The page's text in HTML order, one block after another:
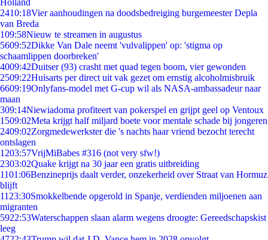
Holland
2410:18Vier aanhoudingen na doodsbedreiging burgemeester Depla
van Breda
109:58Nieuw te streamen in augustus
5609:52Dikke Van Dale neemt 'vulvalippen' op: 'stigma op
schaamlippen doorbreken'
4009:42Duitser (93) crasht met quad tegen boom, vier gewonden
2509:22Huisarts per direct uit vak gezet om ernstig alcoholmisbruik
6609:19Onlyfans-model met G-cup wil als NASA-ambassadeur naar
maan
309:14Niewiadoma profiteert van pokerspel en grijpt geel op Ventoux
1509:02Meta krijgt half miljard boete voor mentale schade bij jongeren
2409:02Zorgmedewerkster die 's nachts haar vriend bezocht terecht
ontslagen
1203:57VrijMiBabes #316 (not very sfw!)
2303:02Quake krijgt na 30 jaar een gratis uitbreiding
1101:06Benzineprijs daalt verder, onzekerheid over Straat van Hormuz
blijft
11 23:30Smokkelbende opgerold in Spanje, verdienden miljoenen aan
migranten
5922:53Waterschappen slaan alarm wegens droogte: Gereedschapskist
leeg